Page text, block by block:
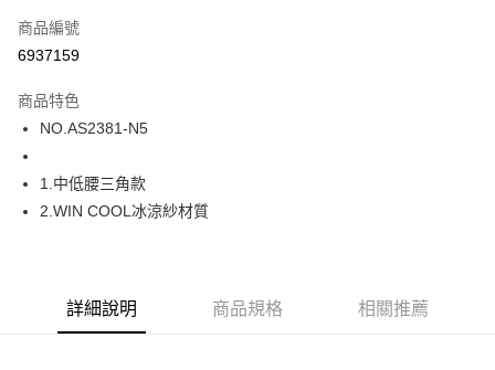
街口支付
運送方式
全家取貨付款
每筆NT$80，滿NT$1,000(含以上)免運費
7-11取貨付款
每筆NT$80，滿NT$1,000(含以上)免運費
商品編號
6937159
商品特色
NO.AS2381-N5
1.中低腰三角款
2.WIN COOL冰涼紗材質
詳細說明 商品規格 相關推薦